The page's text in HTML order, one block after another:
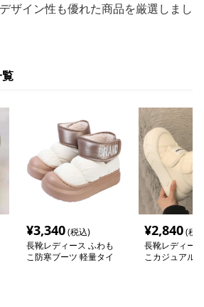
ザイン性も優れた商品を厳選しまし
¥3,340(税込)
長靴レディース ふわも
こ防寒ブーツ 軽量タイ
¥2,840(税
長靴レディー
こカジュアル